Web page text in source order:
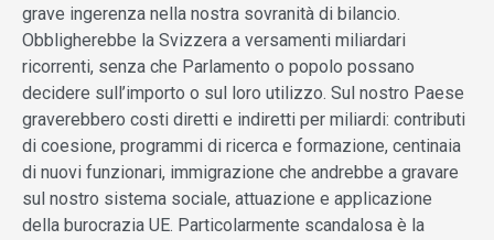
grave ingerenza nella nostra sovranità di bilancio.
Obbligherebbe la Svizzera a versamenti miliardari
ricorrenti, senza che Parlamento o popolo possano
decidere sull’importo o sul loro utilizzo. Sul nostro Paese
graverebbero costi diretti e indiretti per miliardi: contributi
di coesione, programmi di ricerca e formazione, centinaia
di nuovi funzionari, immigrazione che andrebbe a gravare
sul nostro sistema sociale, attuazione e applicazione
della burocrazia UE. Particolarmente scandalosa è la